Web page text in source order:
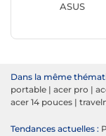
ASUS
Dans la même
portable | acer pro |
acer 14 pouces |
Tendances actuelles :